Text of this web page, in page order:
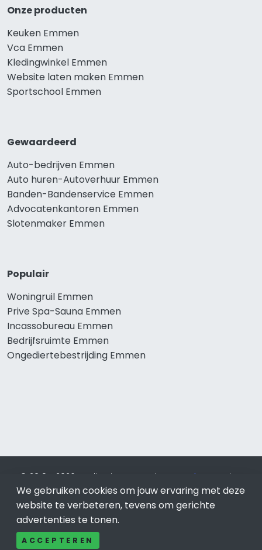
Onze producten
Keuken Emmen
Vca Emmen
Kledingwinkel Emmen
Website laten maken Emmen
Sportschool Emmen
Gewaardeerd
Auto-bedrijven Emmen
Auto huren-Autoverhuur Emmen
Banden-Bandenservice Emmen
Advocatenkantoren Emmen
Slotenmaker Emmen
Populair
Woningruil Emmen
Prive Spa-Sauna Emmen
Incassobureau Emmen
Bedrijfsruimte Emmen
Ongediertebestrijding Emmen
© 2019 - 2026 Realisatie en SEO door SEO-bureau
Lion
Internet. Betaal alleen voor bewezen resultaten?SEO
optimalisatie No Cure No Pay.Emmenis onderdeel van Lion
Internet.
We gebruiken cookies om jouw ervaring met deze
website te verbeteren, tevens om gerichte
advertenties te tonen.
ACCEPTEREN